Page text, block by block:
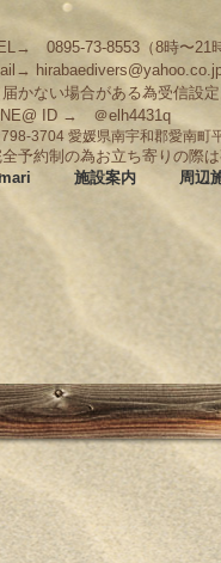
0895-73-8553（8時〜21時
届かない場合がある為受信設
ID → ＠elh4431q
3704 愛媛県南宇和郡愛南町
予約制の為お立ち寄りの際
施設案内 周辺